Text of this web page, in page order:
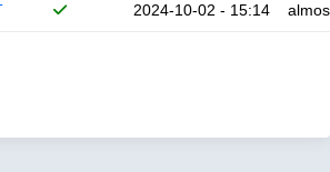
2024-10-02 - 15:14